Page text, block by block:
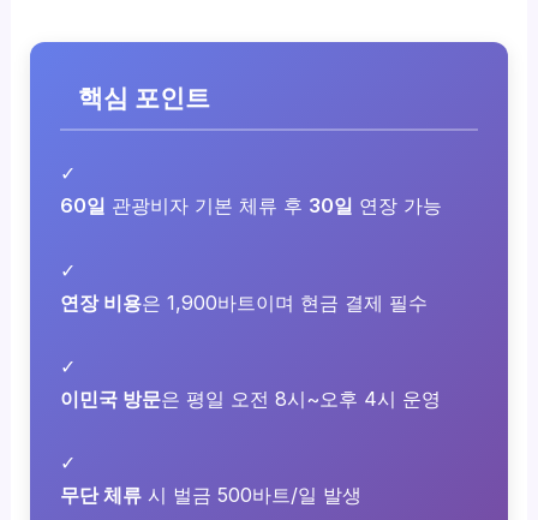
핵심 포인트
✓
60일 관광비자 기본 체류 후 30일 연장 가능
✓
연장 비용은 1,900바트이며 현금 결제 필수
✓
이민국 방문은 평일 오전 8시~오후 4시 운영
✓
무단 체류 시 벌금 500바트/일 발생